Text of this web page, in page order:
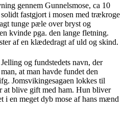
gennem Gunnelsmose, ca 10
fastgjort i mosen med trækroge
tunge pæle over bryst og
kvinde pga. den lange fletning.
af en klædedragt af uld og skind.
og fundstedets navn, der
at man havde fundet den
Jomsvikingesagaen lokkes til
at blive gift med ham. Hun bliver
i en meget dyb mose af hans mænd